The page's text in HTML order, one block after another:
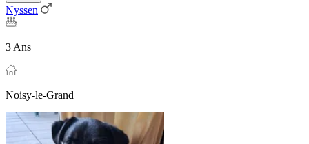
Nyssen
3 Ans
Noisy-le-Grand